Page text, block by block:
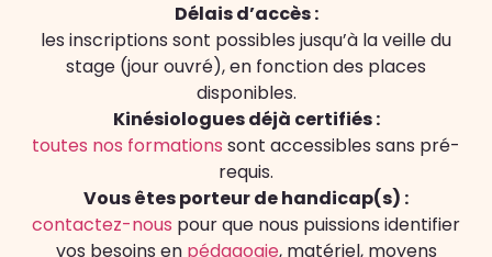
Délais d’accès :
les inscriptions sont possibles jusqu’à la veille du
stage (jour ouvré), en fonction des places
disponibles.
Kinésiologues déjà certifiés :
toutes nos formations sont accessibles sans pré-
requis.
Vous êtes porteur de handicap(s) :
contactez-nous pour que nous puissions identifier
vos besoins en pédagogie, matériel, moyens